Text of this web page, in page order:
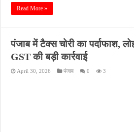
Read More »
पंजाब में टैक्स चोरी का पर्दाफाश,
GST की बड़ी कार्रवाई
April 30, 2026 पंजाब 0 3